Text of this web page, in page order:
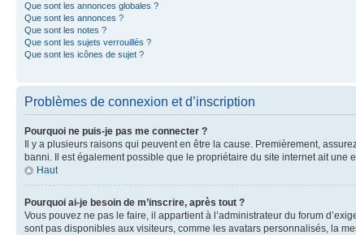
Que sont les annonces globales ?
Que sont les annonces ?
Que sont les notes ?
Que sont les sujets verrouillés ?
Que sont les icônes de sujet ?
Problèmes de connexion et d’inscription
Pourquoi ne puis-je pas me connecter ?
Il y a plusieurs raisons qui peuvent en être la cause. Premièrement,
banni. Il est également possible que le propriétaire du site internet ait une
Haut
Pourquoi ai-je besoin de m’inscrire, après tout ?
Vous pouvez ne pas le faire, il appartient à l’administrateur du forum
sont pas disponibles aux visiteurs, comme les avatars personnalisés, la